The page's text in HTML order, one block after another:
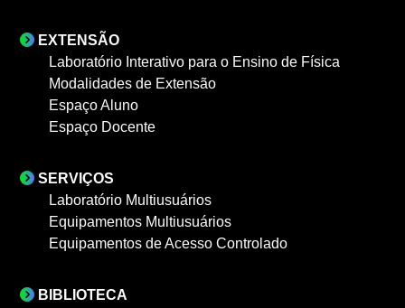
EXTENSÃO
Laboratório Interativo para o Ensino de Física
Modalidades de Extensão
Espaço Aluno
Espaço Docente
SERVIÇOS
Laboratório Multiusuários
Equipamentos Multiusuários
Equipamentos de Acesso Controlado
BIBLIOTECA